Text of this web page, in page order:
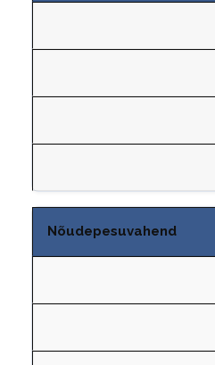
Nõudepesuvahend